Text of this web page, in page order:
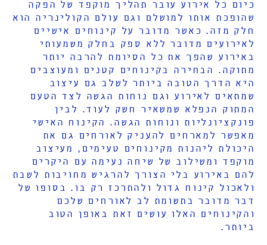
כיום כל אירוע עובר תהליך מוקפד של הפקה
שהופכת אותו למושלם וגם עולם הקולינריה הוא
חלק מזה. כאשר מדובר על קינוחים אישיים
לאירועים מדובר ללא ספק בחלק משמעותי
באירוע שהפך את כל הסיומת להרבה יותר
מתוקה. הבחירה בקינוחים קטנים ומעוצבים
היא הדרך הטובה ביותר לשלב גם עיצוב
שמתאים לאירוע וגם נוחות הגשה לצד הטעם
המתוק הנפלא שמשאיר חשק לעוד. לבין
פונקציונליות ונוחות הגשה. הקינוח האישי
מאפשר למארחים להעניק לאורחים גם את
היכולת ליהנות מקינוחים טעימים, מעיצוב
מוקפד ומשילוב של שיחה נעימה עם היקרים
להם באירוע בלי הצורך להרגיש מחויבות לשבת
ולאכול קינוח גדול ולהתרכז רק בו. בסופו של
דבר מדובר בתשומת לב לאורחים שלכם
והקינוחים האלו עושים זאת באופן הטוב
ביותר.